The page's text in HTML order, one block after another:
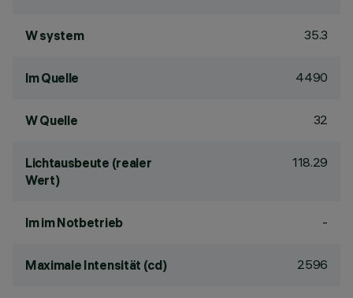
W system 35.3
lm Quelle 4490
W Quelle 32
Lichtausbeute (realer
Wert)
118.29
lm im Notbetrieb -
Maximale Intensität (cd) 2596